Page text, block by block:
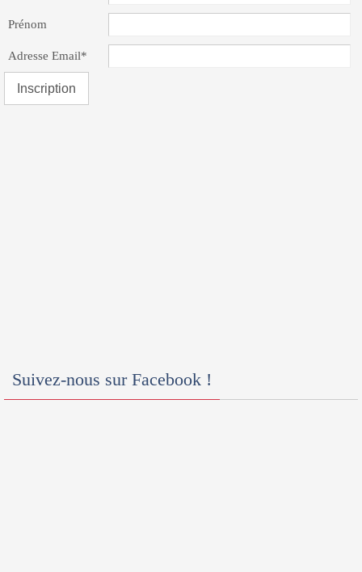
Prénom
Adresse Email*
Suivez-nous sur Facebook !